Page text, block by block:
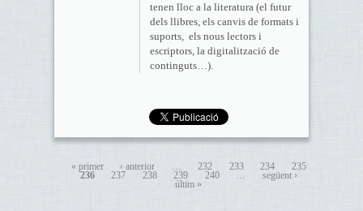
tenen lloc a la literatura (el futur
dels llibres, els canvis de formats i
suports, els nous lectors i
escriptors, la digitalització de
continguts…).
« primer ‹ anterior … 232 233 234
235
236
237 238 239 240 …
següent ›
últim »